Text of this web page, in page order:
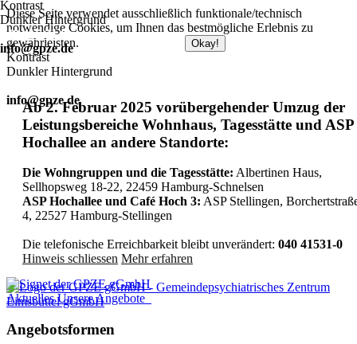
Diese Seite verwendet ausschließlich funktionale/technisch
notwendige Cookies, um Ihnen das bestmögliche Erlebnis zu
gewährleisten.
Okay!
Kontrast
Dunkler Hintergrund
info@gpze.de
Ab 2. Februar 2025 vorübergehender Umzug der
Leistungsbereiche Wohnhaus, Tagesstätte und ASP
Hochallee an andere Standorte:
Die Wohngruppen und die Tagesstätte: Albertinen Haus,
Sellhopsweg 18-22, 22459 Hamburg-Schnelsen
ASP Hochallee und Café Hoch 3: ASP Stellingen,
4, 22527 Hamburg-Stellingen
Die telefonische Erreichbarkeit bleibt unverändert: 040 41531-0
Hinweis schliessen Mehr erfahren
Kontrast
Dunkler Hintergrund
040 415 31 0
info@gpze.de
AktuellesUnsere Angebote
Angebotsformen